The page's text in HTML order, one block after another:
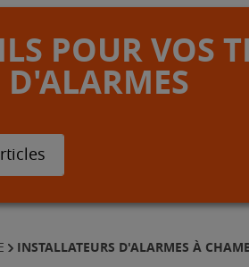
POUR VOS
D'ALARMES
INSTALLATEURS D'ALARMES À